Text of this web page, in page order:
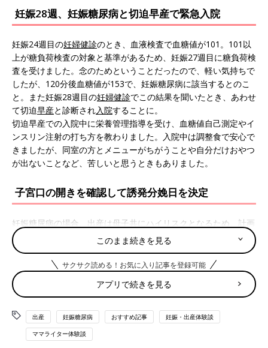
妊娠28週、妊娠糖尿病と切迫早産で緊急入院
妊娠24週目の妊婦健診のとき、血液検査で血糖値が101。101以
上が糖負荷検査の対象と基準があるため、妊娠27週目に糖負荷検
査を受けました。念のためということだったので、軽い気持ちで
したが、120分後血糖値が153で、妊娠糖尿病に該当するとのこ
と。また妊娠28週目の妊婦健診でこの結果を聞いたとき、あわせ
て切迫早産と診断され入院することに。
切迫早産での入院中に栄養管理指導を受け、血糖値自己測定やイ
ンスリン注射の打ち方を教わりました。入院中は調整食で安心で
きましたが、同室の方とメニューがちがうことや自分だけおやつ
が出ないことなど、苦しいと思うときもありました。
子宮口の開きを確認して誘発分娩日を決定
妊娠糖尿病の場合、出産は母子共にハイリスクとなるため、計画
分娩をすることになりました。インスリン注射を使用している場
合、低血糖症状を起こす可能性があるそうです。また個人病院だ
ったこともあり、スタッフの体制が整っている日時に出産をして
ほしいとのことでした。妊娠36週目で1度退院し、37週目の妊婦
健診で子宮口が開いてきているのを確認すると、6日後に予約を
にはやや抵抗がありましたが、安全を考え、受け入れることにし
ました。立ち会い出産
すいのは利点でした。
このまま続きを見る
サクサク読める！お気に入り記事を登録可能
アプリで続きを見る
出産 妊娠糖尿病 おすすめ記事 妊娠・出産体験談
ママライター体験談